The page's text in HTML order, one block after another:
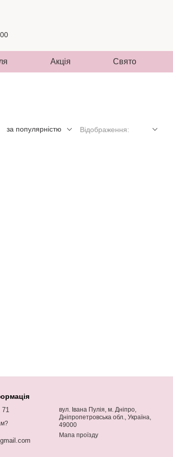
Акція Свято
за популярністю Відображення:
71
вул. Івана Пулія, м. Дніпро,
Дніпропетровська обл., Україна,
49000
Мапа проїзду